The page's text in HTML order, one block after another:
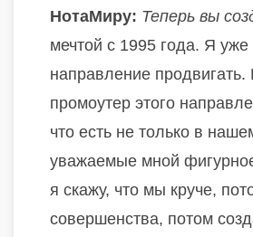
НотаМиру: Теперь вы
мечтой с 1995 года. Я
направление
промоутер этого
что есть не только в
уважаемые мной
я скажу, что мы круче,
совершенства, потом